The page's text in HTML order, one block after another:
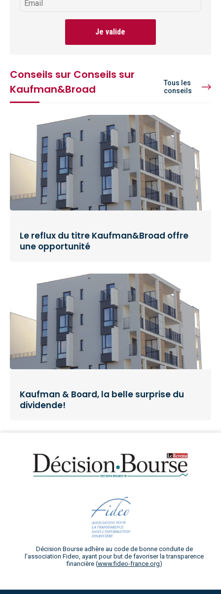
Je valide
Conseils sur Conseils sur
Kaufman&Broad
Tous les
conseils
Le reflux du titre Kaufman&Broad offre
une opportunité
Kaufman & Board, la belle surprise du
dividende!
Décision Bourse adhère au code de bonne conduite de
l’association Fideo, ayant pour but de favoriser la transparence
financière (www.fideo-france.org)